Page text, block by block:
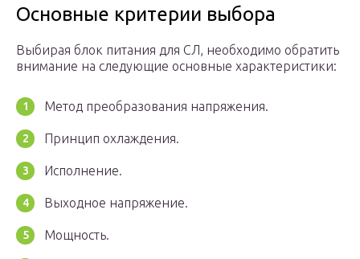
Основные критерии выбора
Выбирая блок питания для СЛ, необходимо обратить
внимание на следующие основные характеристики:
Метод преобразования напряжения.
Принцип охлаждения.
Исполнение.
Выходное напряжение.
Мощность.